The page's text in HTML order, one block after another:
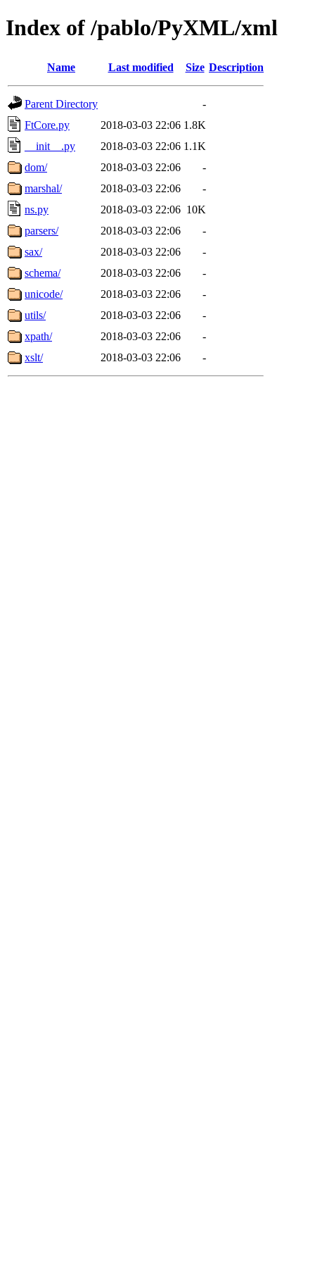
Index of /pablo/PyXML/xml
Name Last modified Size Description
Parent Directory
-
FtCore.py
2018-03-03 22:06 1.8K
__init__.py
2018-03-03 22:06 1.1K
dom/
2018-03-03 22:06
-
marshal/
2018-03-03 22:06
-
ns.py
2018-03-03 22:06 10K
parsers/
2018-03-03 22:06
-
sax/
2018-03-03 22:06
-
schema/
2018-03-03 22:06
-
unicode/
2018-03-03 22:06
-
utils/
2018-03-03 22:06
-
xpath/
2018-03-03 22:06
-
xslt/
2018-03-03 22:06 -